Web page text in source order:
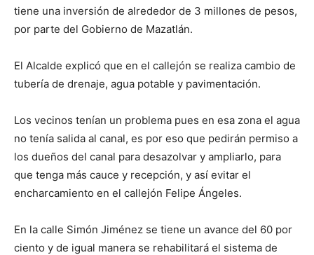
tiene una inversión de alrededor de 3 millones de pesos,
por parte del Gobierno de Mazatlán.
El Alcalde explicó que en el callejón se realiza cambio de
tubería de drenaje, agua potable y pavimentación.
Los vecinos tenían un problema pues en esa zona el agua
no tenía salida al canal, es por eso que pedirán permiso a
los dueños del canal para desazolvar y ampliarlo, para
que tenga más cauce y recepción, y así evitar el
encharcamiento en el callejón Felipe Ángeles.
En la calle Simón Jiménez se tiene un avance del 60 por
ciento y de igual manera se rehabilitará el sistema de